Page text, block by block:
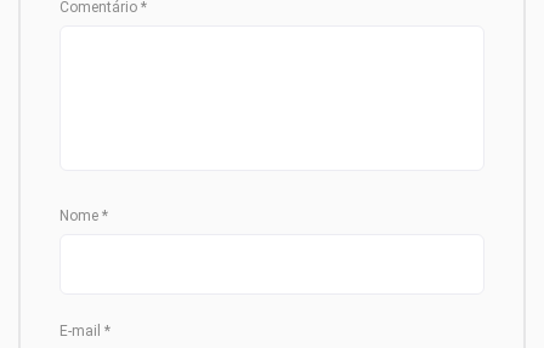
Comentário *
Nome *
E-mail *